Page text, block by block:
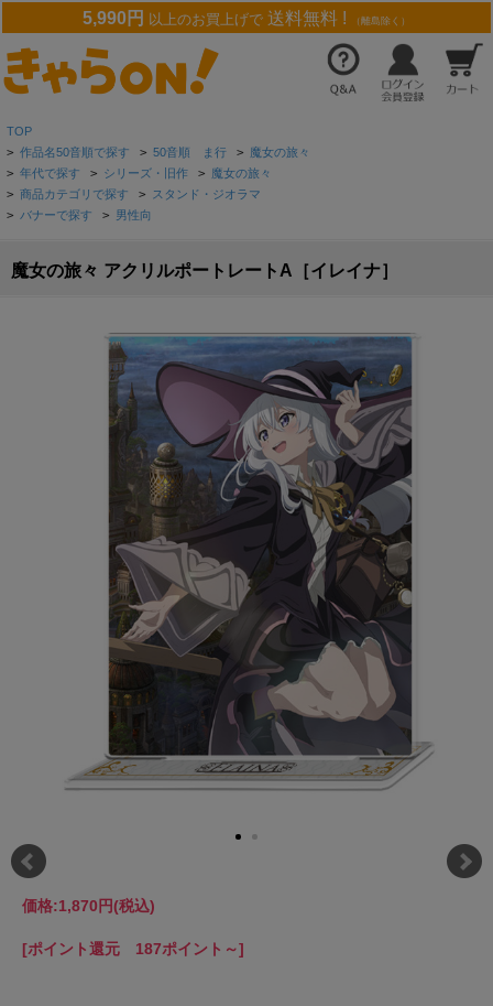
5,990円 以上のお買上げで 送料無料 ! （離島除く）
TOP
> 作品名50音順で探す > 50音順 ま行 > 魔女の旅々
> 年代で探す > シリーズ・旧作 > 魔女の旅々
> 商品カテゴリで探す > スタンド・ジオラマ
> バナーで探す > 男性向
魔女の旅々 アクリルポートレートA［イレイナ］
価格:1,870円(税込)
[ポイント還元 187ポイント～]